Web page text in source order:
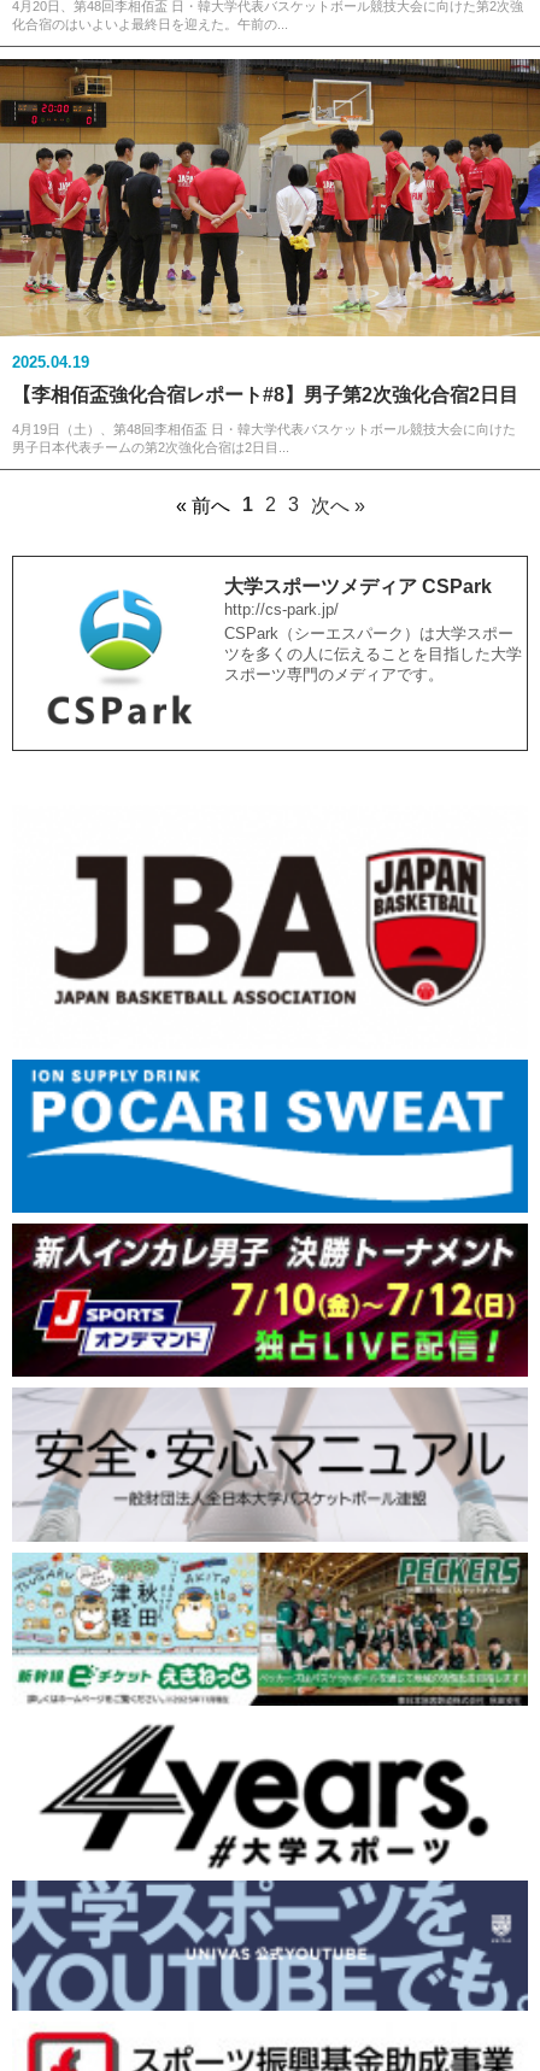
4月20日、第48回李相佰盃 日・韓大学代表バスケットボール競技大会に向けた第2次強
化合宿のはいよいよ最終日を迎えた。午前の...
2025.04.19
【李相佰盃強化合宿レポート#8】男子第2次強化合宿2日目
4月19日（土）、第48回李相佰盃 日・韓大学代表バスケットボール競技大会に向けた
男子日本代表チームの第2次強化合宿は2日目...
« 前へ 1 2 3 次へ »
大学スポーツメディア CSPark
http://cs-park.jp/
CSPark（シーエスパーク）は大学スポー
ツを多くの人に伝えることを目指した大学
スポーツ専門のメディアです。